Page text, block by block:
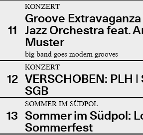
11
KONZERT
Groove
Jazz Orchestra feat.
Muster
big band goes modern grooves
12
KONZERT
VERSCHOBEN: PLH
SGB
13
SOMMER IM SÜDPOL
Sommer im Südpol:
Sommerfest